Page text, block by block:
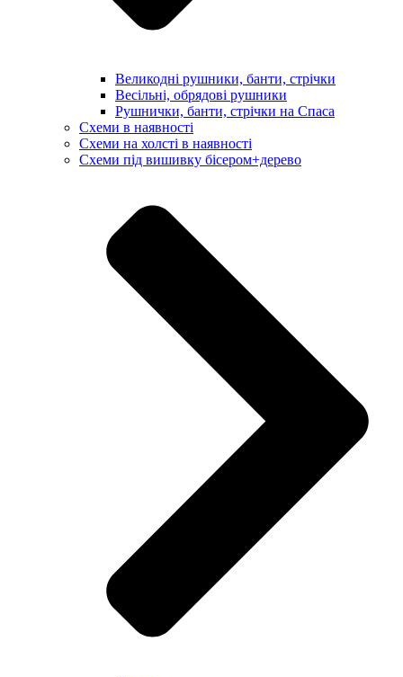
Великодні рушники, банти, стрічки
Весільні, обрядові рушники
Рушнички, банти, стрічки на Спаса
Схеми в наявності
Схеми на холсті в наявності
Схеми під вишивку бісером+дерево